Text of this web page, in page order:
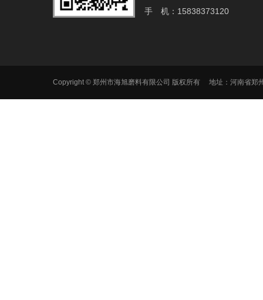
手 机：15838373120
Copyright © 郑州市海旭磨料有限公司 版权所有 地址：河南省